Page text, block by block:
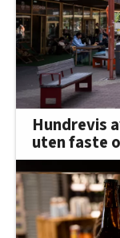
Hundrevis
uten faste